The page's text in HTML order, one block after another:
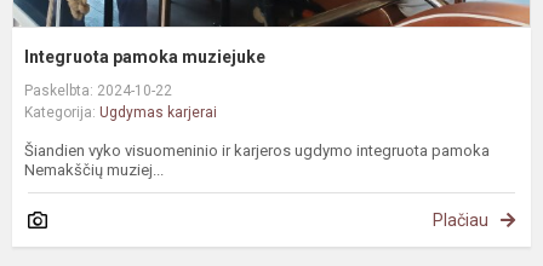
Integruota pamoka muziejuke
Paskelbta: 2024-10-22
Kategorija: Ugdymas karjerai
Šiandien vyko visuomeninio ir karjeros ugdymo integruota pamoka
Nemakščių muziej...
Plačiau